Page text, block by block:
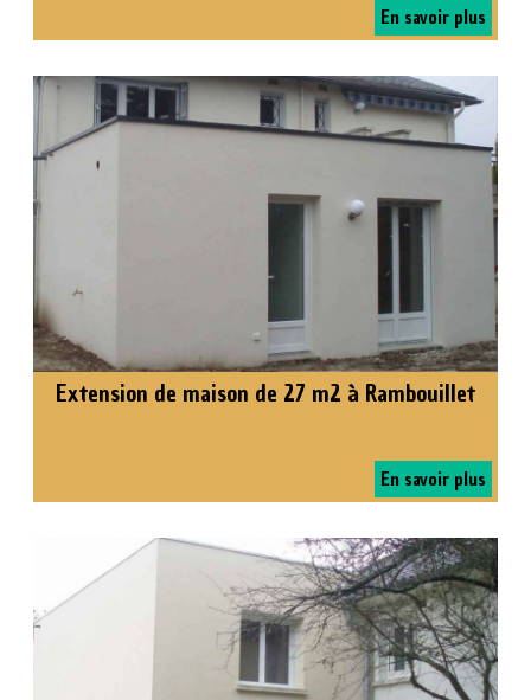
En savoir plus
Extension de maison de 27 m2 à Rambouillet
En savoir plus